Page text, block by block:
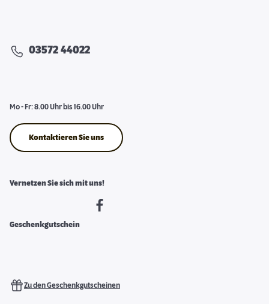
03572 44022
Mo - Fr: 8.00 Uhr bis 16.00 Uhr
Kontaktieren Sie uns
Vernetzen Sie sich mit uns!
Geschenkgutschein
Zu den Geschenkgutscheinen